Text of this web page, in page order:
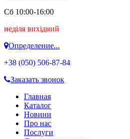
Сб 10:00-16:00
неділя вихідний
Определение...
+38 (050) 506-87-84
Заказать звонок
Главная
Каталог
Новини
Про нас
Послуги